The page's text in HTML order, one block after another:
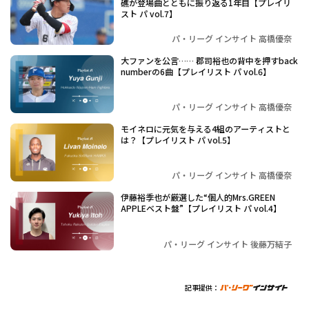
礁が登場曲とともに振り返る1年目【プレイリ
スト パ vol.7】
パ・リーグ インサイト 高橋優奈
大ファンを公言…… 郡司裕也の背中を押すback
numberの6曲【プレイリスト パ vol.6】
パ・リーグ インサイト 高橋優奈
モイネロに元気を与える4組のアーティストと
は？【プレイリスト パ vol.5】
パ・リーグ インサイト 高橋優奈
伊藤裕季也が厳選した“個人的Mrs.GREEN
APPLEベスト盤”【プレイリスト パ vol.4】
パ・リーグ インサイト 後藤万結子
記事提供：